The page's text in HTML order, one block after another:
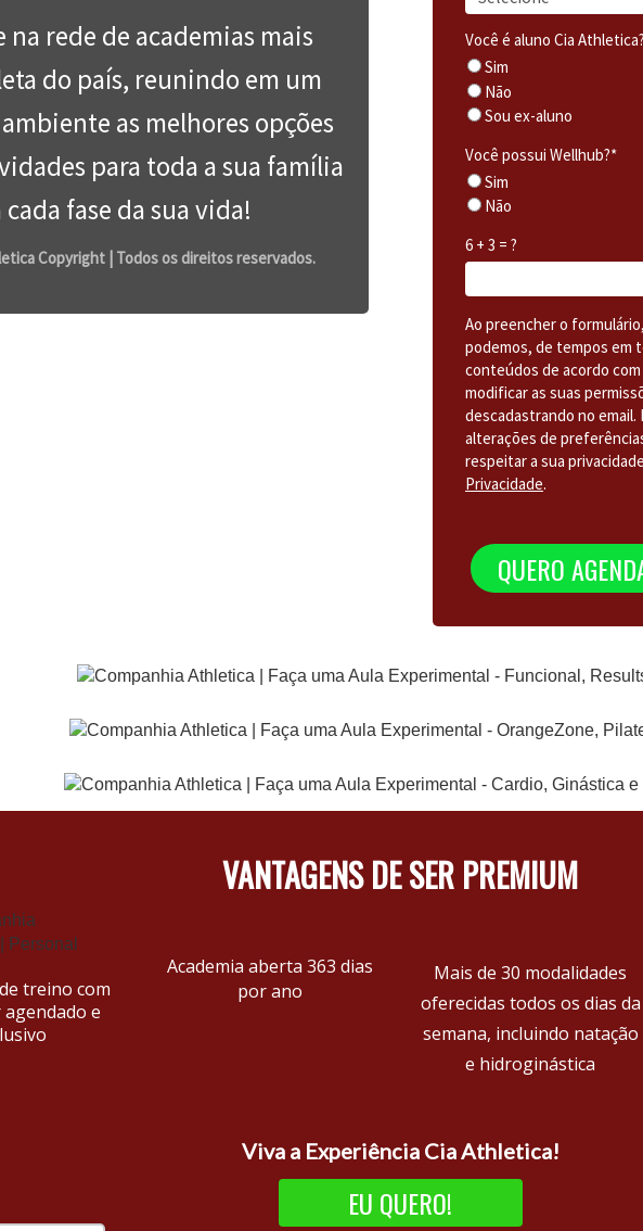
na rede de academias mais
do país, reunindo em um
as melhores opções
para toda a sua família
cada fase da sua vida!
Copyright | Todos os direitos reservados.
Você é aluno Cia
Sim
Não
Sou ex-aluno
Você possui Wellhub?*
Sim
Não
6 + 3 = ?
Ao preencher o
podemos, de tempos em
conteúdos de acordo
modificar as suas
descadastrando no email.
alterações de
respeitar a sua
Privacidade.
QUERO
VANTAGENS DE SER PREMIUM
treino com
e
Academia aberta 363 dias
por ano
Mais de 30 modalidades
oferecidas todos os dias da
semana, incluindo natação
e hidroginástica
Viva a Experiência Cia Athletica!
EU QUERO!